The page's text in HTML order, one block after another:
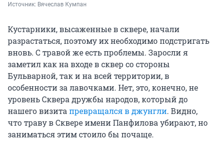
Источник: Вячеслав Кумпан
Кустарники, высаженные в сквере, начали
разрастаться, поэтому их необходимо подстригать
вновь. С травой же есть проблемы. Заросли я
заметил как на входе в сквер со стороны
Бульварной, так и на всей территории, в
особенности за лавочками. Нет, это, конечно, не
уровень Сквера дружбы народов, который до
нашего визита превращался в джунгли. Видно,
что траву в Сквере имени Панфилова убирают, но
заниматься этим стоило бы почаще.